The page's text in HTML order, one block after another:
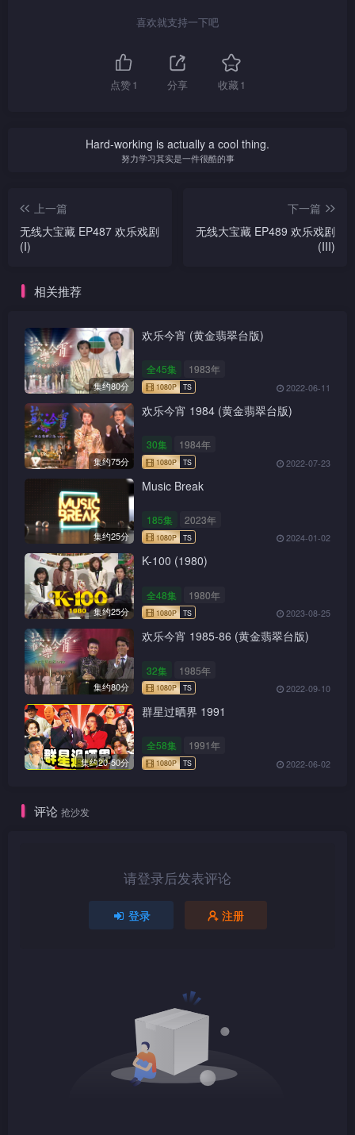
喜欢就支持一下吧
点赞1 分享 收藏1
Hard-working is actually a cool thing.
努力学习其实是一件很酷的事
上一篇
无线大宝藏 EP487 欢乐戏剧
(I)
下一篇
无线大宝藏 EP489 欢乐戏剧
(III)
相关推荐
集约80分
欢乐今宵 (黄金翡翠台版)
全45集 1983年
2022-06-11
集约75分
欢乐今宵 1984 (黄金翡翠台版)
30集 1984年
1080P TS
2022-07-23
集约25分
Music Break
185集 2023年
1080P
2024-01-02
集约25分
K-100 (1980)
全48集 1980年
2023-08-25
集约80分
欢乐今宵 1985-86 (黄金翡翠台版)
32集 1985年
2022-09-10
集约20-50分
群星过晒界 1991
全58集 1991年
2022-06-02
评论 抢沙发
请登录后发表评论
登录 注册